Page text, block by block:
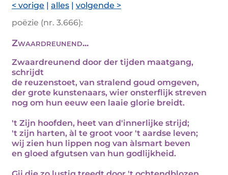
< vorige | alles | volgende >
poëzie (nr. 3.666):
Zwaardreunend...
Zwaardreunend door der tijden maatgang,
schrijdt
de reuzenstoet, van stralend goud omgeven,
der grote kunstenaars, wier onsterflijk streven
nog om hun eeuw een laaie glorie breidt.
't Zijn hoofden, heet van d'innerlijke strijd;
't zijn harten, àl te groot voor 't aardse leven;
wij zien hun lippen nog van àlsmart beven
en gloed afgutsen van hun godlijkheid.